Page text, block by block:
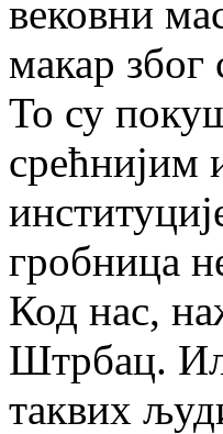
вековни
макар
То су
срећнијим
гробница
Код нас,
Штрбац.
таквих